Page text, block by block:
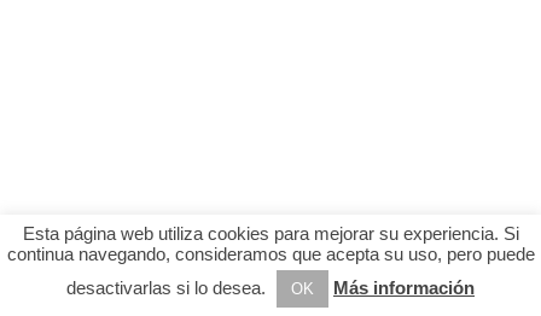
Esta página web utiliza cookies para mejorar su experiencia. Si
continua navegando, consideramos que acepta su uso, pero puede
desactivarlas si lo desea.
OK Más información